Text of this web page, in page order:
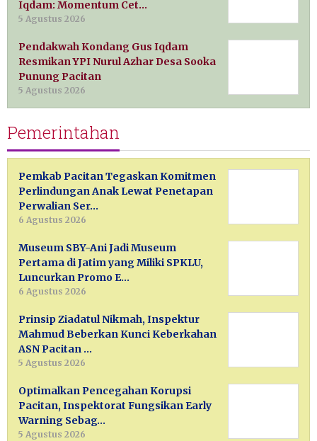
Iqdam: Momentum Cet…
5 Agustus 2026
Pendakwah Kondang Gus Iqdam
Resmikan YPI Nurul Azhar Desa Sooka
Punung Pacitan
5 Agustus 2026
Pemerintahan
Pemkab Pacitan Tegaskan Komitmen
Perlindungan Anak Lewat Penetapan
Perwalian Ser…
6 Agustus 2026
Museum SBY-Ani Jadi Museum
Pertama di Jatim yang Miliki SPKLU,
Luncurkan Promo E…
6 Agustus 2026
Prinsip Ziadatul Nikmah, Inspektur
Mahmud Beberkan Kunci Keberkahan
ASN Pacitan …
5 Agustus 2026
Optimalkan Pencegahan Korupsi
Pacitan, Inspektorat Fungsikan Early
Warning Sebag…
5 Agustus 2026